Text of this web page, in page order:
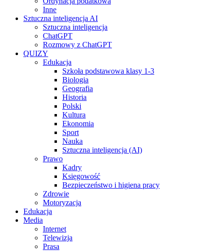
Inne
Sztuczna inteligencja AI
Sztuczna inteligencja
ChatGPT
Rozmowy z ChatGPT
QUIZY
Edukacja
Szkoła podstawowa klasy 1-3
Biologia
Geografia
Historia
Polski
Kultura
Ekonomia
Sport
Nauka
Sztuczna inteligencja (AI)
Prawo
Kadry
Księgowość
Bezpieczeństwo i higiena pracy
Zdrowie
Motoryzacja
Edukacja
Media
Internet
Telewizja
Prasa